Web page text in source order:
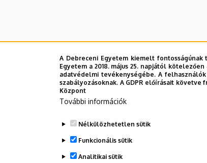
A Debreceni Egyetem kiemelt
Egyetem a 2018. május 25. napjától
adatvédelmi tevékenységébe. A
szabályozásoknak. A GDPR előírásait
Központ
További információk
Nélkülözhetetlen sütik
Funkcionális sütik
Analitikai sütik